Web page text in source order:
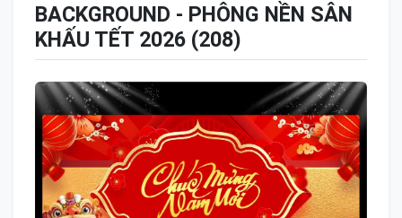
BACKGROUND - PHÔNG NỀN SÂN
KHẤU TẾT 2026 (208)